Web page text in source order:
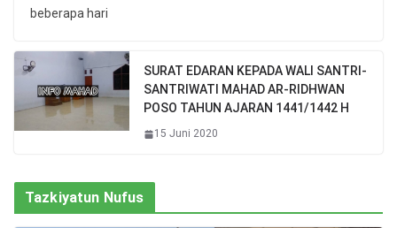
beberapa hari
SURAT EDARAN KEPADA WALI SANTRI-
SANTRIWATI MAHAD AR-RIDHWAN
POSO TAHUN AJARAN 1441/1442 H
15 Juni 2020
Tazkiyatun Nufus